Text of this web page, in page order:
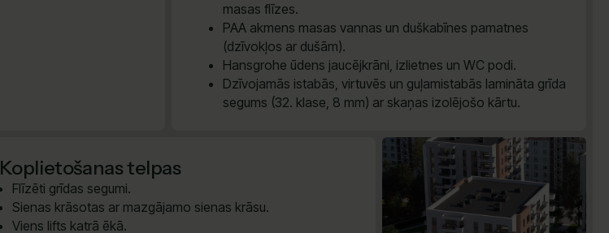
masas flīzes.
PAA akmens masas vannas un duškabīnes pamatnes
(dzīvokļos ar dušām).
Hansgrohe ūdens jaucējkrāni, izlietnes un WC podi.
Dzīvojamās istabās, virtuvēs un guļamistabās lamināta grīda
segums (32. klase, 8 mm) ar skaņas izolējošo kārtu.
Koplietošanas telpas
Flīzēti grīdas segumi.
Sienas krāsotas ar mazgājamo sienas krāsu.
Viens lifts katrā ēkā.